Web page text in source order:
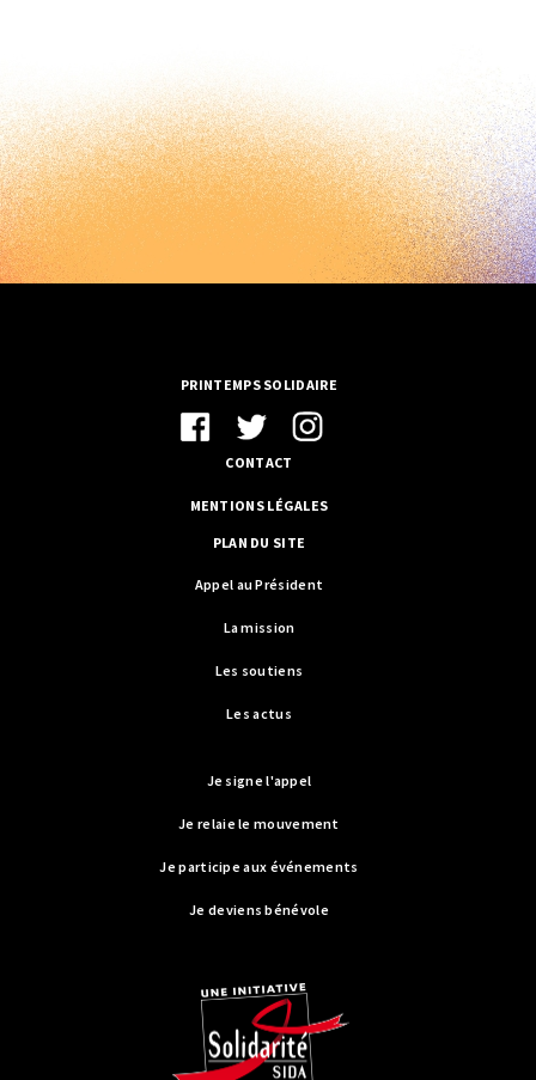
PRINTEMPS SOLIDAIRE
CONTACT
MENTIONS LÉGALES
PLAN DU SITE
Appel au Président
La mission
Les soutiens
Les actus
Je signe l'appel
Je relaie le mouvement
Je participe aux événements
Je deviens bénévole